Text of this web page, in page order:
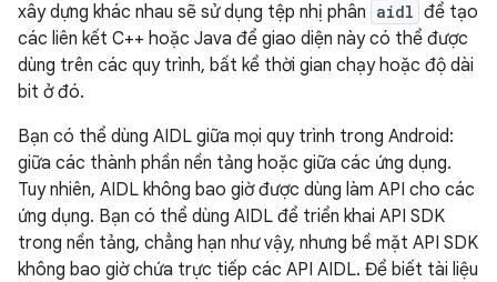
xây dựng khác nhau sẽ sử dụng tệp nhị phân aidl để tạo
các liên kết C++ hoặc Java để giao diện này có thể được
dùng trên các quy trình, bất kể thời gian chạy hoặc độ dài
bit ở đó.
Bạn có thể dùng AIDL giữa mọi quy trình trong Android:
giữa các thành phần nền tảng hoặc giữa các ứng dụng.
Tuy nhiên, AIDL không bao giờ được dùng làm API cho các
ứng dụng. Bạn có thể dùng AIDL để triển khai API SDK
trong nền tảng, chẳng hạn như vậy, nhưng bề mặt API SDK
không bao giờ chứa trực tiếp các API AIDL. Để biết tài liệu